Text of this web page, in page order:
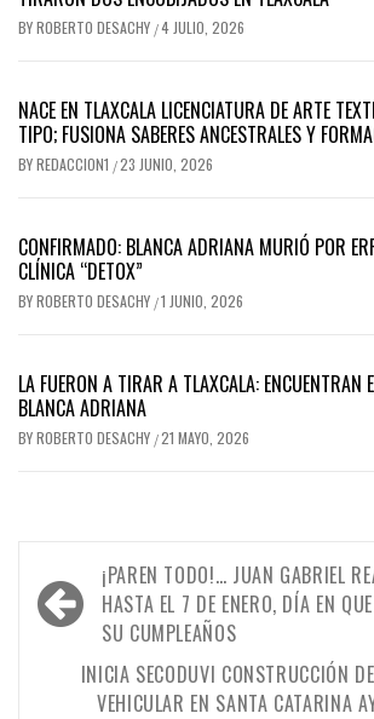
BYROBERTO DESACHY /4 JULIO, 2026
NACE EN TLAXCALA LICENCIATURA DE ARTE
TIPO; FUSIONA SABERES ANCESTRALES Y
BYREDACCION1 /23 JUNIO, 2026
CONFIRMADO: BLANCA ADRIANA MURIÓ POR
CLÍNICA “DETOX”
BYROBERTO DESACHY /1 JUNIO, 2026
LA FUERON A TIRAR A TLAXCALA: ENCUENTRAN
BLANCA ADRIANA
BYROBERTO DESACHY /21 MAYO, 2026
Navegación
de
entradas
¡PAREN TODO!… JUAN GABRIEL
HASTA EL 7 DE ENERO, DÍA EN
SU CUMPLEAÑOS
INICIA SECODUVI CONSTRUCCIÓN
VEHICULAR EN SANTA CATARINA